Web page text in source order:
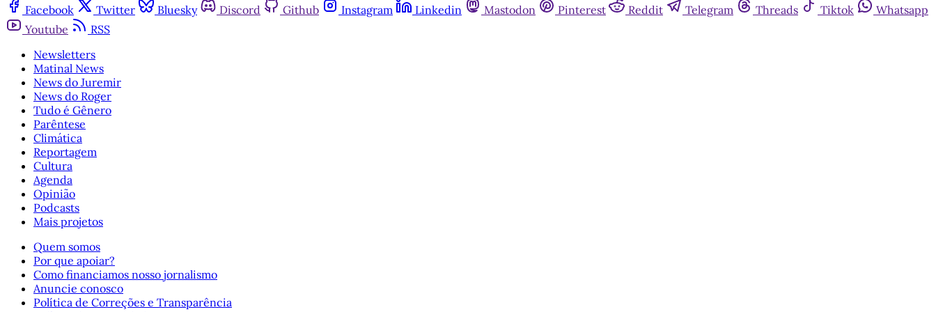
Facebook Twitter Bluesky Discord Github Instagram Linkedin Mastodon Pinterest Reddit Telegram Threads Tiktok
Whatsapp
Youtube
RSS
Newsletters
Matinal News
News do Juremir
News do Roger
Tudo é Gênero
Parêntese
Climática
Reportagem
Cultura
Agenda
Opinião
Podcasts
Mais projetos
Quem somos
Por que apoiar?
Como financiamos nosso jornalismo
Anuncie conosco
Política de Correções e Transparência